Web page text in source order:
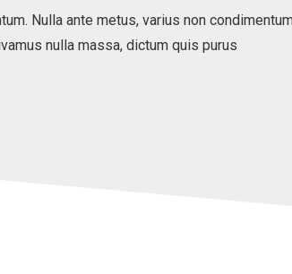
Nulla ante metus, varius non
nulla massa, dictum quis purus